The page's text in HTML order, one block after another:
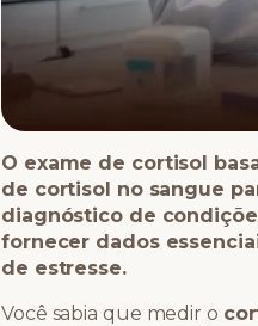
O exame de cortisol
de cortisol no sangue
diagnóstico de
fornecer dados
de estresse.
Você sabia que medir o